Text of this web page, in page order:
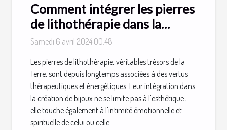
Comment intégrer les pierres
de lithothérapie dans la
création de bijoux uniques
Samedi 6 avril 2024 00:48
Les pierres de lithothérapie, véritables trésors de la
Terre, sont depuis longtemps associées à des vertus
thérapeutiques et énergétiques. Leur intégration dans
la création de bijoux ne se limite pas à l'esthétique ;
elle touche également à l'intimité émotionnelle et
spirituelle de celui ou celle...